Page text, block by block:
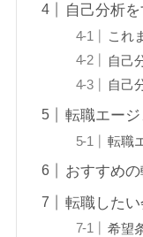
自己分析を
これ
自己
自己
転職エー
転職
おすすめ
転職した
希望